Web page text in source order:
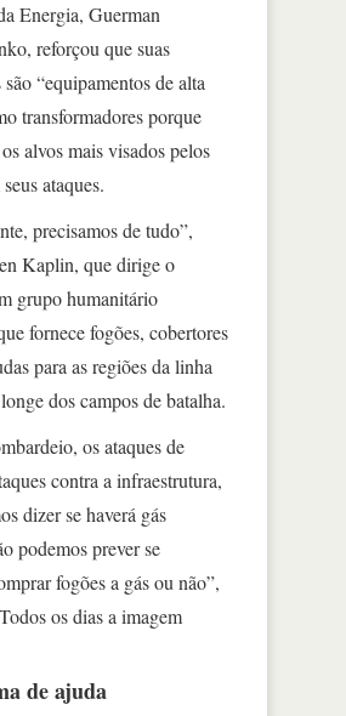
Energia, Guerman
reforçou que suas
“equipamentos de alta
transformadores porque
alvos mais visados pelos
ataques.
precisamos de tudo”,
Kaplin, que dirige o
grupo humanitário
fornece fogões, cobertores
para as regiões da linha
dos campos de batalha.
os ataques de
contra a infraestrutura,
dizer se haverá gás
podemos prever se
fogões a gás ou não”,
os dias a imagem
de ajuda